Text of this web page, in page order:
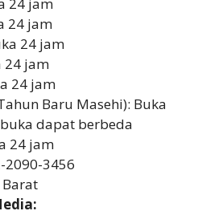
24 jam
24 jam
24 jam
24 jam
24 jam
Baru Masehi): Buka
dapat berbeda
24 jam
2090-3456
Barat